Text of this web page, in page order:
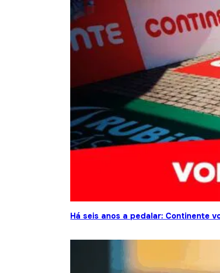
Há seis anos a pedalar: Continente